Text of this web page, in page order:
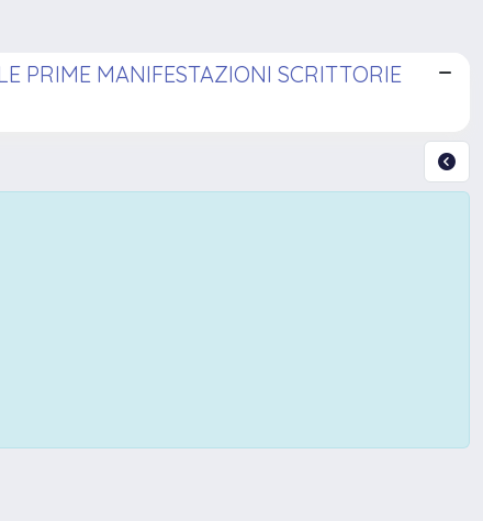
PRIME MANIFESTAZIONI SCRITTORIE